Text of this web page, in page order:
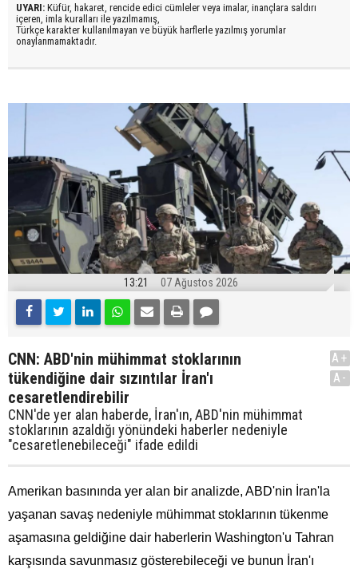
UYARI: Küfür, hakaret, rencide edici cümleler veya imalar, inançlara saldırı
içeren, imla kuralları ile yazılmamış,
Türkçe karakter kullanılmayan ve büyük harflerle yazılmış yorumlar
onaylanmamaktadır.
13:21 07 Ağustos 2026
CNN: ABD'nin mühimmat stoklarının
tükendiğine dair sızıntılar İran'ı
cesaretlendirebilir
CNN'de yer alan haberde, İran'ın, ABD'nin mühimmat
stoklarının azaldığı yönündeki haberler nedeniyle
"cesaretlenebileceği" ifade edildi
A+
A-
Amerikan basınında yer alan bir analizde, ABD'nin İran'la
yaşanan savaş nedeniyle mühimmat stoklarının tükenme
aşamasına geldiğine dair haberlerin Washington'u Tahran
karşısında savunmasız gösterebileceği ve bunun İran'ı